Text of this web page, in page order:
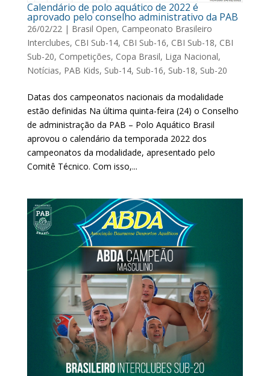
Calendário de polo aquático de 2022 é
aprovado pelo conselho administrativo da PAB
26/02/22| Brasil Open, Campeonato Brasileiro
Interclubes, CBI Sub-14, CBI Sub-16, CBI Sub-18, CBI
Sub-20, Competições, Copa Brasil, Liga Nacional,
Notícias, PAB Kids, Sub-14, Sub-16, Sub-18, Sub-20
Datas dos campeonatos nacionais da modalidade
estão definidas Na última quinta-feira (24) o Conselho
de administração da PAB – Polo Aquático Brasil
aprovou o calendário da temporada 2022 dos
campeonatos da modalidade, apresentado pelo
Comitê Técnico. Com isso,...